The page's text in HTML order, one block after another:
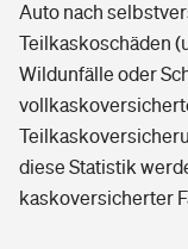
Auto nach
Teilkaskoschäden
Wildunfälle oder
diese Statistik
kaskoversicherter